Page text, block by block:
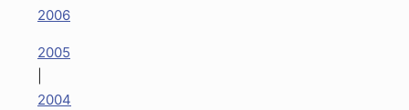
2006
2005
2004